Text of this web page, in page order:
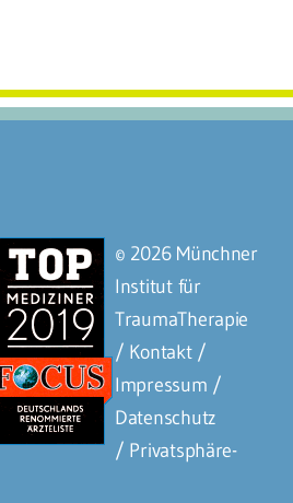
© 2026 Münchner
Institut für
TraumaTherapie
/ Kontakt /
Impressum /
Datenschutz
/ Privatsphäre-